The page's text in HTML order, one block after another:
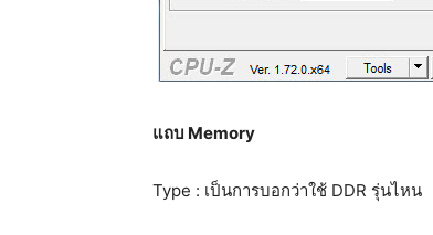
แถบ Memory
Type : เป็นการบอกว่าใช้ DDR รุ่นไหน